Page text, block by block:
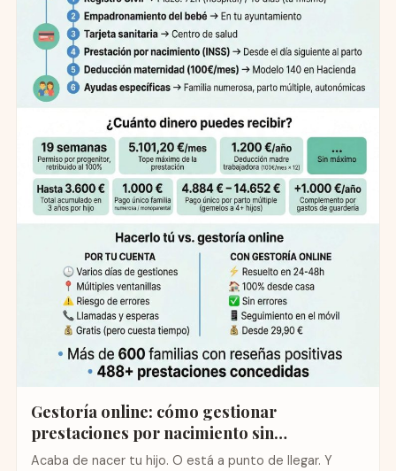
Gestoría online: cómo gestionar
prestaciones por nacimiento sin
complicaciones
Acaba de nacer tu hijo. O está a punto de llegar. Y